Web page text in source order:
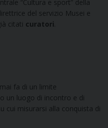
“Cultura e sport” della
del servizio Musei e
citati curatori
fa di un limite
un luogo di incontro e di
cui misurarsi alla conquista di